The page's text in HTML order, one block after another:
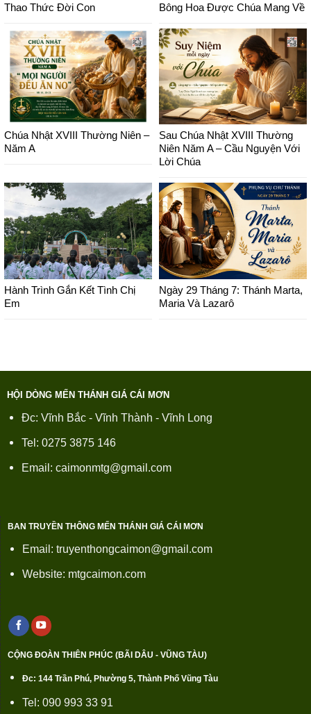
Thao Thức Đời Con Bông Hoa Được Chúa Mang Về
Chúa Nhật XVIII Thường Niên –
Năm A
Sau Chúa Nhật XVIII Thường
Niên Năm A – Cầu Nguyện Với
Lời Chúa
Hành Trình Gắn Kết Tình Chị
Em
Ngày 29 Tháng 7: Thánh Marta,
Maria Và Lazarô
HỘI DÒNG MẾN THÁNH GIÁ CÁI MƠN
Đc: Vĩnh Bắc - Vĩnh Thành - Vĩnh Long
Tel: 0275 3875 146
Email: caimonmtg@gmail.com
BAN TRUYỀN THÔNG MẾN THÁNH GIÁ CÁI MƠN
Email: truyenthongcaimon@gmail.com
Website: mtgcaimon.com
CỘNG ĐOÀN THIÊN PHÚC (BÃI DÂU - VŨNG TÀU)
Đc: 144 Trần Phú, Phường 5, Thành Phố Vũng Tàu
Tel: 090 993 33 91